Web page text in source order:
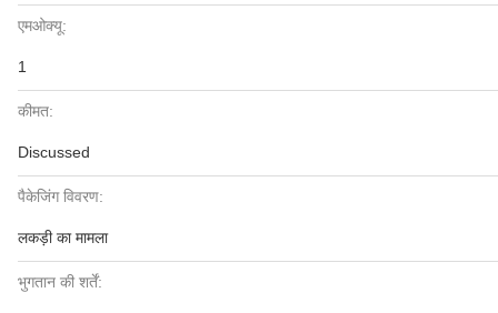
एमओक्यू:
1
कीमत:
Discussed
पैकेजिंग विवरण:
लकड़ी का मामला
भुगतान की शर्तें: